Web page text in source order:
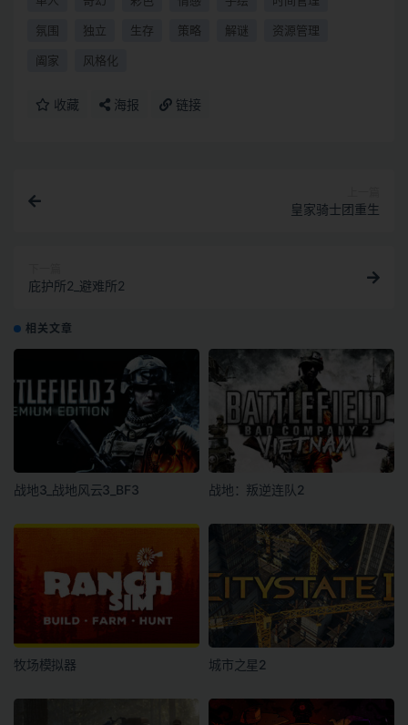
氛围 独立 生存 策略 解谜 资源管理
阖家 风格化
收藏 海报 链接
皇家骑士团重生
庇护所2_避难所2
相关文章
战地3_战地风云3_BF3 战地：叛逆连队2
牧场模拟器 城市之星2